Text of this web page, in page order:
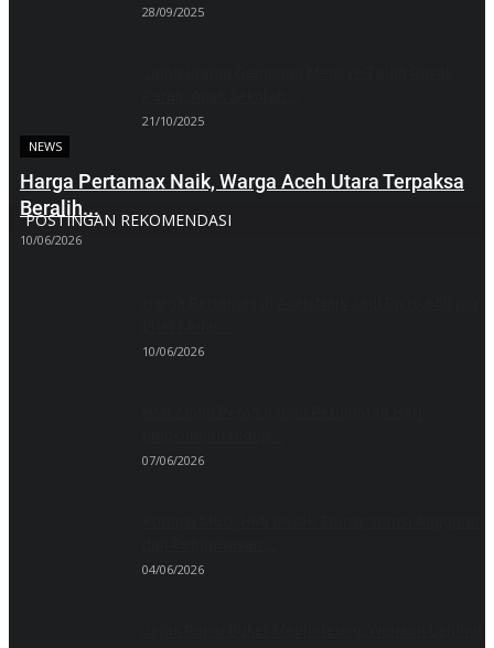
28/09/2025
21/10/2025
POSTINGAN REKOMENDASI
NEWS
Harga Pertamax Naik, Warga Aceh Utara Terpaksa
Beralih...
10/06/2026
10/06/2026
07/06/2026
04/06/2026